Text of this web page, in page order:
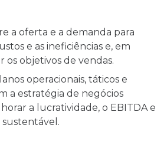
a oferta e a demanda para
e as ineficiências e, em
os objetivos de vendas.
operacionais, táticos e
a estratégia de negócios
a lucratividade, o EBITDA e